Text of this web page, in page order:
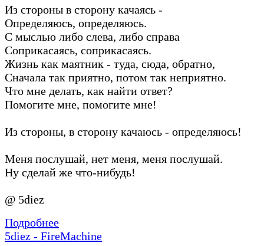
Из стороны в сторону качаясь -
Определяюсь, определяюсь.
С мыслью либо слева, либо справа
Соприкасаясь, соприкасаясь.
Жизнь как маятник - туда, сюда, обратно,
Сначала так приятно, потом так неприятно.
Что мне делать, как найти ответ?
Помогите мне, помогите мне!
Из стороны, в сторону качаюсь - определяюсь!
Меня послушай, нет меня, меня послушай.
Ну сделай же что-нибудь!
@ 5diez
Подробнее
5diez - FireMachine